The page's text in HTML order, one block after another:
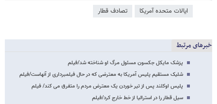
ایالات متحده آمریکا تصادف قطار
خبرهای مرتبط
پزشک مایکل جکسون مسئول مرگ او شناخته شد/فیلم
شلیک مستقیم پلیس آمریکا به معترضی که در حال فیلمبرداری از آنهاست/فیلم
پلیس اوکلند پس از تیر خوردن یک معترض مردم را متفرق می کند/ فیلم
سیل قطار را در استرالیا از خط خارج کرد/فیلم